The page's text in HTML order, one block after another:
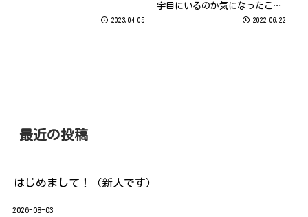
L を押します ↓ Ctrl +
2023.04.05
字目にいるのか気になったこと
はありませんか？ そんなときは
2022.06.22
最近の投稿
はじめまして！（新人です）
2026-08-03